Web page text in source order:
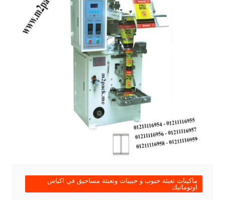
ماكينات تعبئة حبوب و حبيبات وتعبئة مساحيق في اكياس
اوتوماتيك